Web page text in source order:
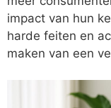
impact van hun
harde feiten en
maken van een